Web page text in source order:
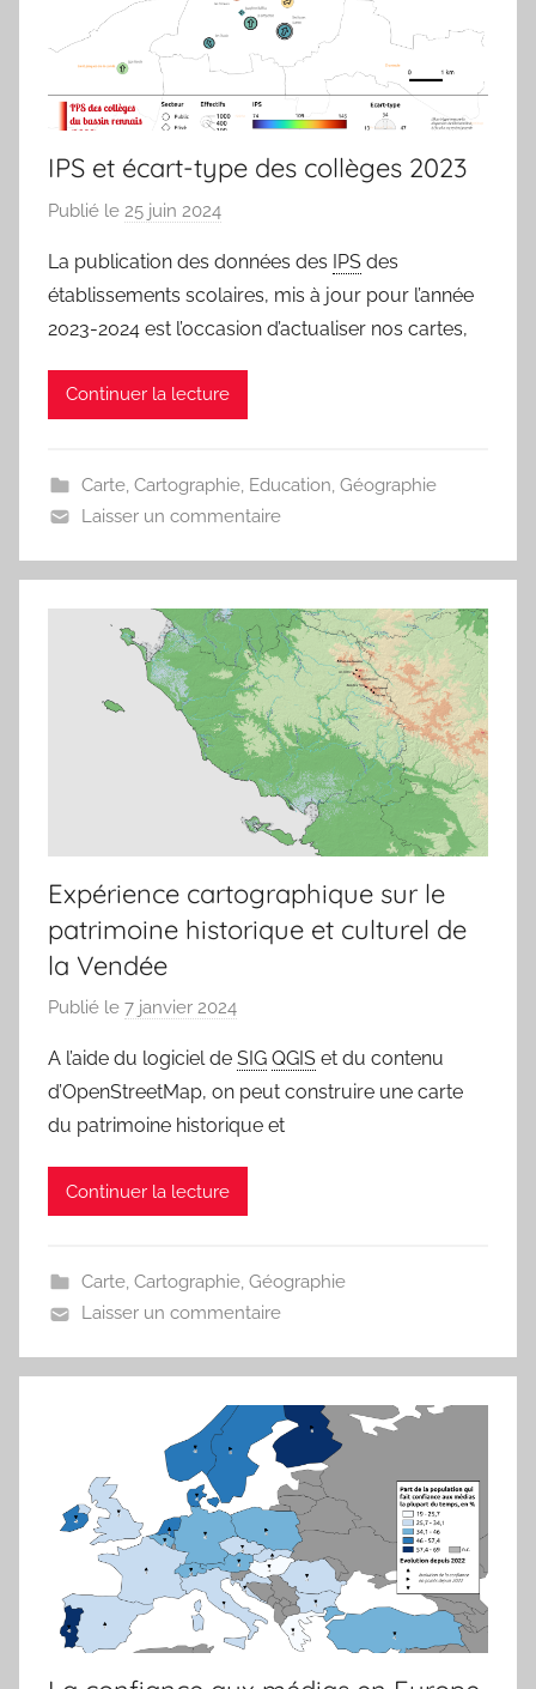
IPS et écart-type des collèges 2023
Publié le 25 juin 2024
r
j
m
a
r
e
a
La publication des données des IPS des
établissements scolaires, mis à jour pour l’année
2023-2024 est l’occasion d’actualiser nos cartes,
Continuer la lecture
Carte, Cartographie, Education Géographie
Laisser un commentaire
Expérience cartographique sur le
patrimoine historique et culturel de
la Vendée
Publié le 7 janvier 2024
r
m
a
e
a
A l’aide du logiciel de SIG QGIS et du contenu
d’OpenStreetMap, on peut construire une carte
du patrimoine historique et
Continuer la lecture
Carte, Cartographie, Géographie
Laisser un commentaire